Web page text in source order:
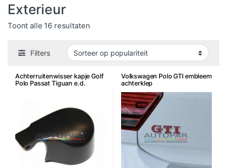
Exterieur
Toont alle 16 resultatenGesorteerd op populariteit
Filters
Achterruitenwisser kapje Golf
Polo Passat Tiguan e.d.
Volkswagen Polo GTI embleem
achterklep